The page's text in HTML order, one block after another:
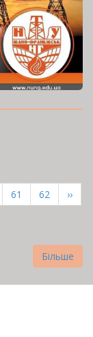
Page
61 Page
62
››
Більше